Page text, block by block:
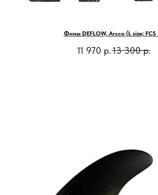
Фины DEFLOW, Arcco (L size; FCS
11 970 р.13 300 р.